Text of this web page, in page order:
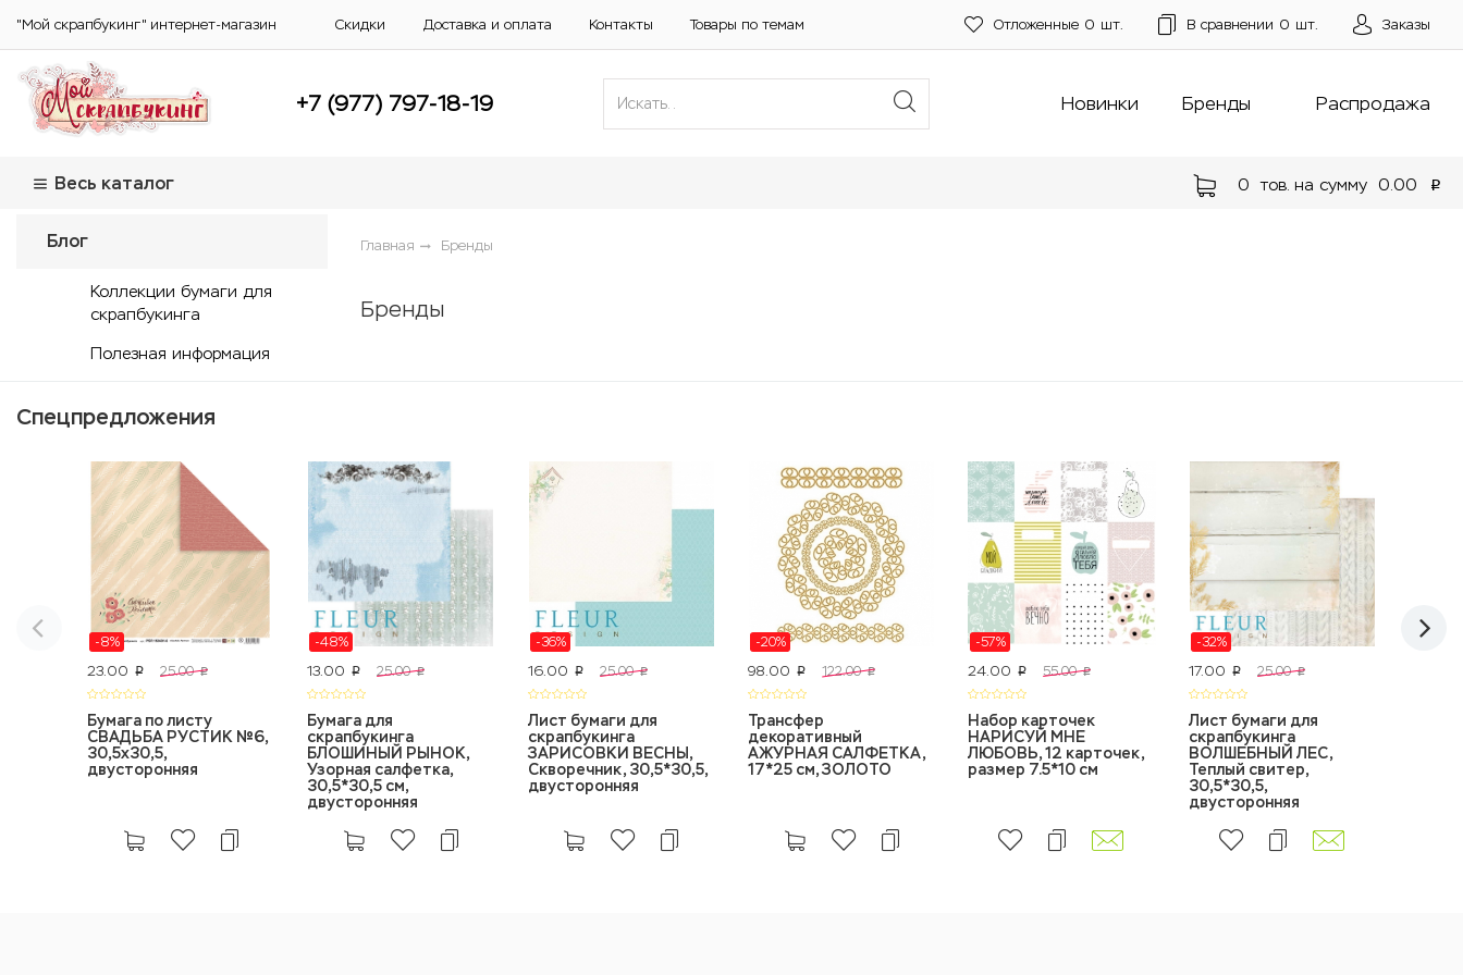
"Мой скрапбукинг" интернет-магазин Скидки Доставка и оплата Контакты Товары по темам Отложенные 0 шт. В сравнении 0 шт. Заказы
+7 (977) 797-18-19 Новинки Бренды Распродажа
Весь каталог 0 тов. на сумму 0.00 p
Блог
Коллекции бумаги для
скрапбукинга
Полезная информация
Главная Бренды
Бренды
Спецпредложения
-8%
23.00 p 25.00 p
Бумага по листу
СВАДЬБА РУСТИК №6,
30,5x30,5,
двусторонняя
-48%
13.00 p 25.00 p
Бумага для
скрапбукинга
БЛОШИНЫЙ РЫНОК,
Узорная салфетка,
30,5*30,5 см,
двусторонняя
-36%
16.00 p 25.00 p
Лист бумаги для
скрапбукинга
ЗАРИСОВКИ ВЕСНЫ,
Скворечник, 30,5*30,5,
двусторонняя
-20%
98.00 p 122.00 p
Трансфер
декоративный
АЖУРНАЯ САЛФЕТКА,
17*25 см, ЗОЛОТО
-57%
24.00 p 55.00 p
Набор карточек
НАРИСУЙ МНЕ
ЛЮБОВЬ, 12 карточек,
размер 7.5*10 см
-32%
17.00 p 25.00 p
Лист бумаги для
скрапбукинга
ВОЛШЕБНЫЙ ЛЕС,
Теплый свитер,
30,5*30,5,
двусторонняя
Акция